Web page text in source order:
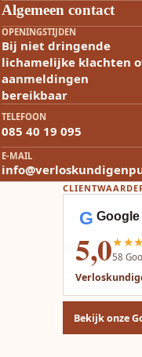
Algemeen contact
OPENINGSTIJDEN
Bij niet dringende
lichamelijke klachten
aanmeldingen
bereikbaar
TELEFOON
085 40 19 095
E-MAIL
G Google
5,058
Bekijk onze